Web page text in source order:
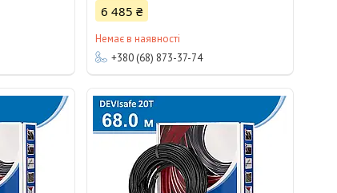
6 485 ₴
Немає в наявності
+380 (68) 873-37-74